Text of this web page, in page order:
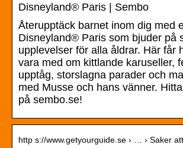
Disneyland® Paris | Sembo
Återupptäck barnet inom dig med
Disneyland® Paris som bjuder på
upplevelser för alla åldrar. Här får
vara med om kittlande karuseller,
upptåg, storslagna parader och
med Musse och hans vänner.
på sembo.se!
http s://www.getyourguide.se › … › Saker